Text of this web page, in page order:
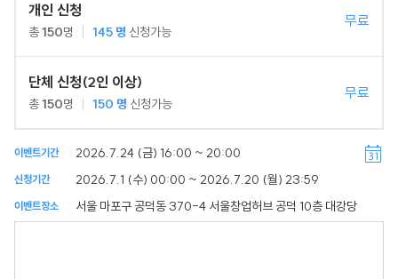
개인 신청
총150명 145 명 신청가능
무료
단체 신청(2인 이상)
총150명 150 명 신청가능
무료
이벤트기간 2026.7.24 (금) 16:00 ~ 20:00
신청기간 2026.7.1 (수) 00:00 ~ 2026.7.20 (월) 23:59
이벤트장소 서울 마포구 공덕동 370-4 서울창업허브 공덕 10층 대강당